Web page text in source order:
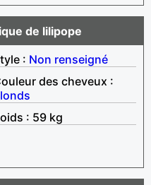
de lilipope
: Non renseigné
des cheveux :
: 59 kg